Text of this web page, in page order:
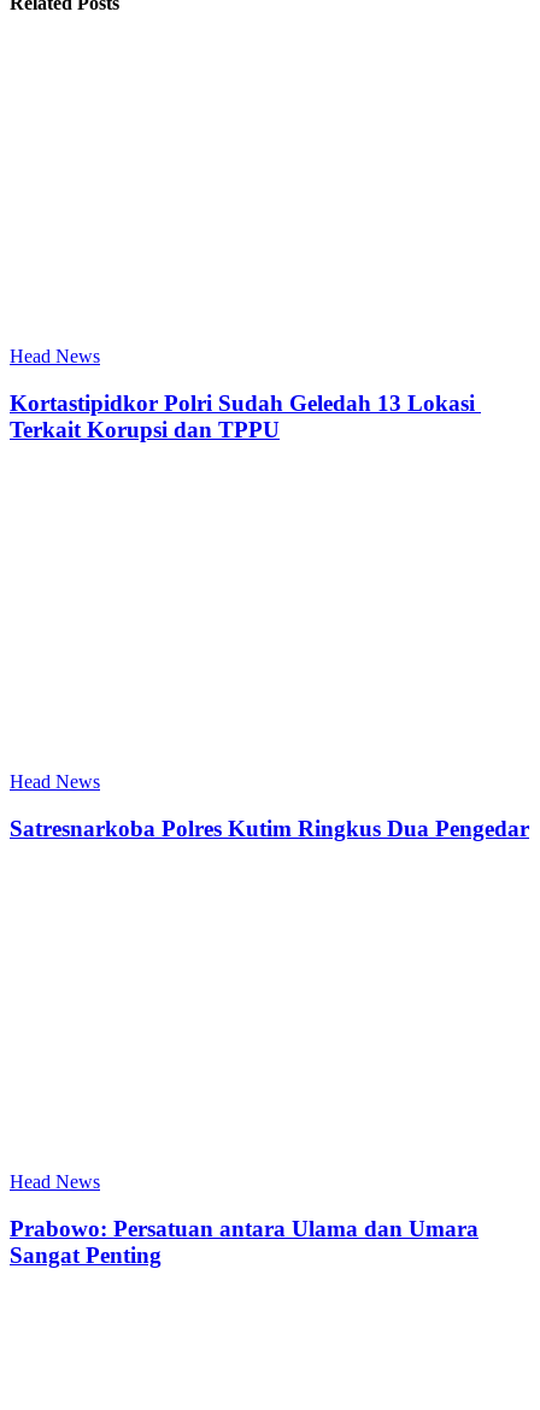
Head News
Kortastipidkor Polri Sudah Geledah 13 Lokasi
Terkait Korupsi dan TPPU
Head News
Satresnarkoba Polres Kutim Ringkus Dua Pengedar
Head News
Prabowo: Persatuan antara Ulama dan Umara
Sangat Penting